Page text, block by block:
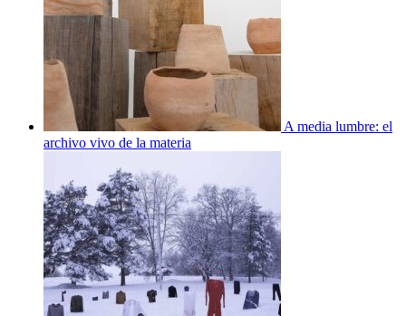
A media lumbre: el
archivo vivo de la materia